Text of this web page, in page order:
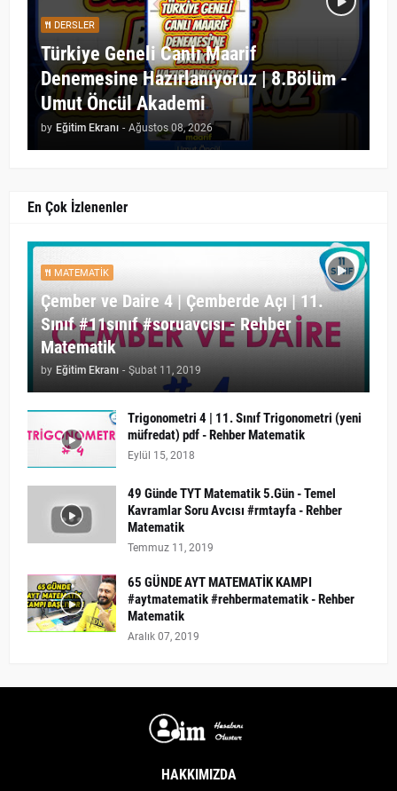
DERSLER
Türkiye Geneli Canlı Maarif
Denemesine Hazırlanıyoruz | 8.Bölüm -
Umut Öncül Akademi
by Eğitim Ekranı - Ağustos 08, 2026
En Çok İzlenenler
MATEMATIK
Çember ve Daire 4 | Çemberde Açı | 11.
Sınıf #11sınıf #soruavcısı - Rehber
Matematik
by Eğitim Ekranı - Şubat 11, 2019
Trigonometri 4 | 11. Sınıf Trigonometri (yeni
müfredat) pdf - Rehber Matematik
Eylül 15, 2018
49 Günde TYT Matematik 5.Gün - Temel
Kavramlar Soru Avcısı #rmtayfa - Rehber
Matematik
Temmuz 11, 2019
65 GÜNDE AYT MATEMATİK KAMPI
#aytmatematik #rehbermatematik - Rehber
Matematik
Aralık 07, 2019
HAKKIMIZDA